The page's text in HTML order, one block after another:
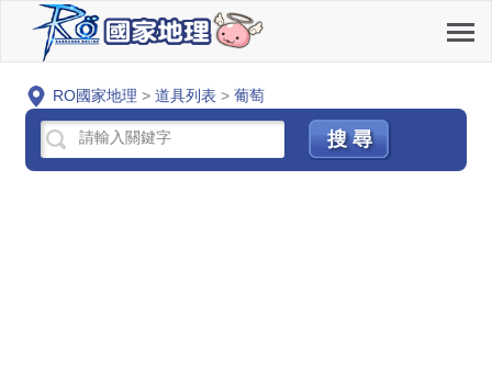
RO國家地理 > 道具列表 > 葡萄